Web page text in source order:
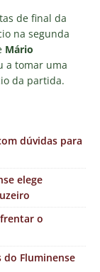
de final da
na segunda
Mário
a tomar uma
da partida.
dúvidas para
elege
o
do Fluminense